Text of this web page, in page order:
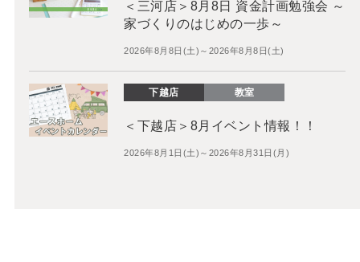
＜三河店＞8月8日 資金計画勉強会 ～
家づくりのはじめの一歩～
2026年8月8日(土)～2026年8月8日(土)
下越店 教室
＜下越店＞8月イベント情報！！
2026年8月1日(土)～2026年8月31日(月)